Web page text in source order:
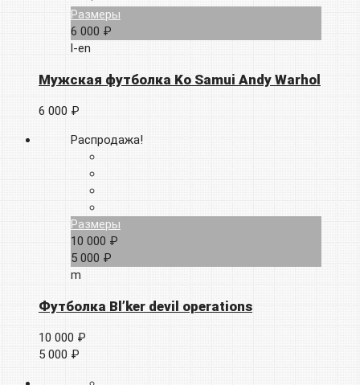
Размеры
6 000 ₽
l-en
Мужская футболка Ko Samui Andy Warhol
6 000 ₽
Распродажа!
Размеры
10 000 ₽
5 000 ₽
m
Футболка Bl’ker devil operations
10 000 ₽
5 000 ₽